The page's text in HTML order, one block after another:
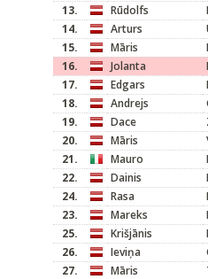
13.
Rūdolfs
14.
Arturs
15.
Māris
16.
Jolanta
17.
Edgars
18.
Andrejs
19.
Dace
20.
Māris
21.
Mauro
22.
Dainis
24.
Rasa
23.
Mareks
25.
Krišjānis
26.
Ieviņa
27.
Māris